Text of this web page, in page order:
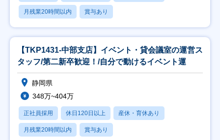
月残業20時間以内 賞与あり
【TKP1431-中部支店】イベント・貸会議室の運営ス
タッフ/第二新卒歓迎！/自分で動けるイベント運
静岡県
348万~404万
正社員採用 休日120日以上 産休・育休あり
月残業20時間以内 賞与あり